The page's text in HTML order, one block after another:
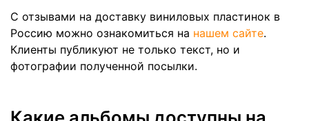
С отзывами на доставку виниловых пластинок в
Россию можно ознакомиться на нашем сайте.
Клиенты публикуют не только текст, но и
фотографии полученной посылки.